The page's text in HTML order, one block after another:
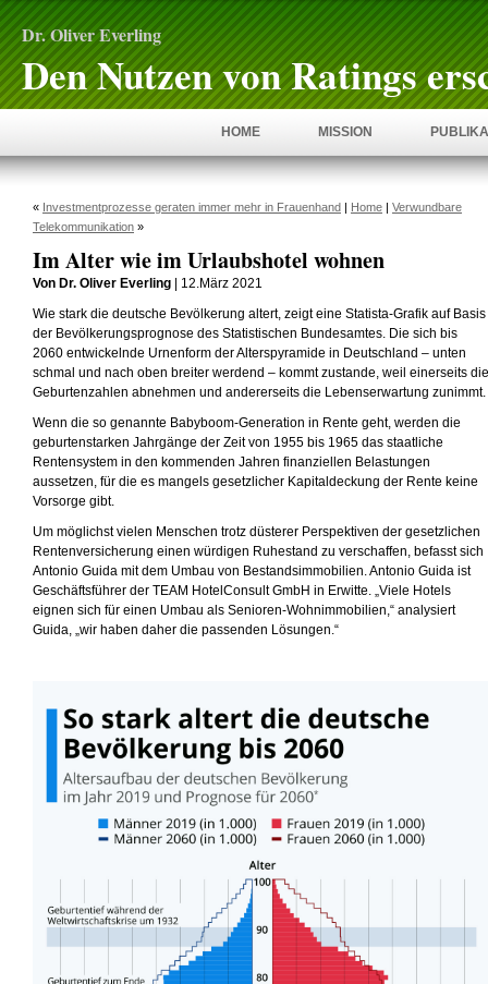
Dr. Oliver Everling
Den Nutzen von Ratings
HOME MISSION
« Investmentprozesse geraten immer mehr in Frauenhand | Home | Verwundbare
Telekommunikation »
Im Alter wie im Urlaubshotel wohnen
Von Dr. Oliver Everling | 12.März 2021
Wie stark die deutsche Bevölkerung altert, zeigt eine Statista-Grafik auf Basis
der Bevölkerungsprognose des Statistischen Bundesamtes. Die sich bis
2060 entwickelnde Urnenform der Alterspyramide in Deutschland – unten
schmal und nach oben breiter werdend – kommt zustande, weil einerseits die
Geburtenzahlen abnehmen und andererseits die Lebenserwartung zunimmt.
Wenn die so genannte Babyboom-Generation in Rente geht, werden die
geburtenstarken Jahrgänge der Zeit von 1955 bis 1965 das staatliche
Rentensystem in den kommenden Jahren finanziellen Belastungen
aussetzen, für die es mangels gesetzlicher Kapitaldeckung der Rente keine
Vorsorge gibt.
Um möglichst vielen Menschen trotz düsterer Perspektiven der gesetzlichen
Rentenversicherung einen würdigen Ruhestand zu verschaffen, befasst sich
Antonio Guida mit dem Umbau von Bestandsimmobilien. Antonio Guida ist
Geschäftsführer der TEAM HotelConsult GmbH in Erwitte. „Viele Hotels
eignen sich für einen Umbau als Senioren-Wohnimmobilien,“ analysiert
Guida, „wir haben daher die passenden Lösungen.“